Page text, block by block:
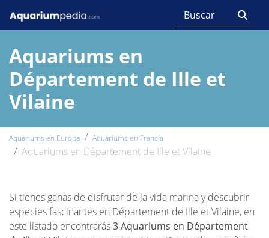
Aquariums en
Département de Ille et
Vilaine
Aquariums en Europa Aquariums en Francia
Aquariums en Département de Ille et Vilaine
Si tienes ganas de disfrutar de la vida marina y descubrir
especies fascinantes en Département de Ille et Vilaine, en
este listado encontrarás3 Aquariums en Département